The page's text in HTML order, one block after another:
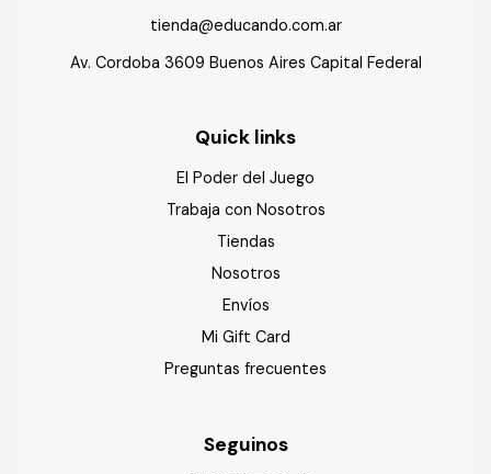
tienda@educando.com.ar
Av. Cordoba 3609 Buenos Aires Capital Federal
Quick links
El Poder del Juego
Trabaja con Nosotros
Tiendas
Nosotros
Envíos
Mi Gift Card
Preguntas frecuentes
Seguinos